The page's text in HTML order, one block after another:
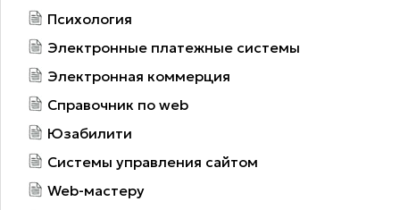
Психология
Электронные платежные системы
Электронная коммерция
Справочник по web
Юзабилити
Системы управления сайтом
Web-мастеру